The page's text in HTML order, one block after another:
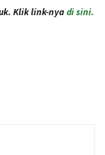
Klik link-nyadi sini.